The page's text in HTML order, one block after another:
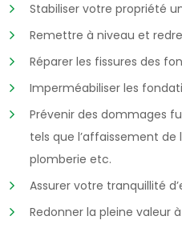
Stabiliser votre propriété
Remettre à niveau et
Réparer les fissures des
Imperméabiliser les
Prévenir des dommages
tels que l’affaissement de
plomberie etc.
Assurer votre tranquillité
Redonner la pleine valeur